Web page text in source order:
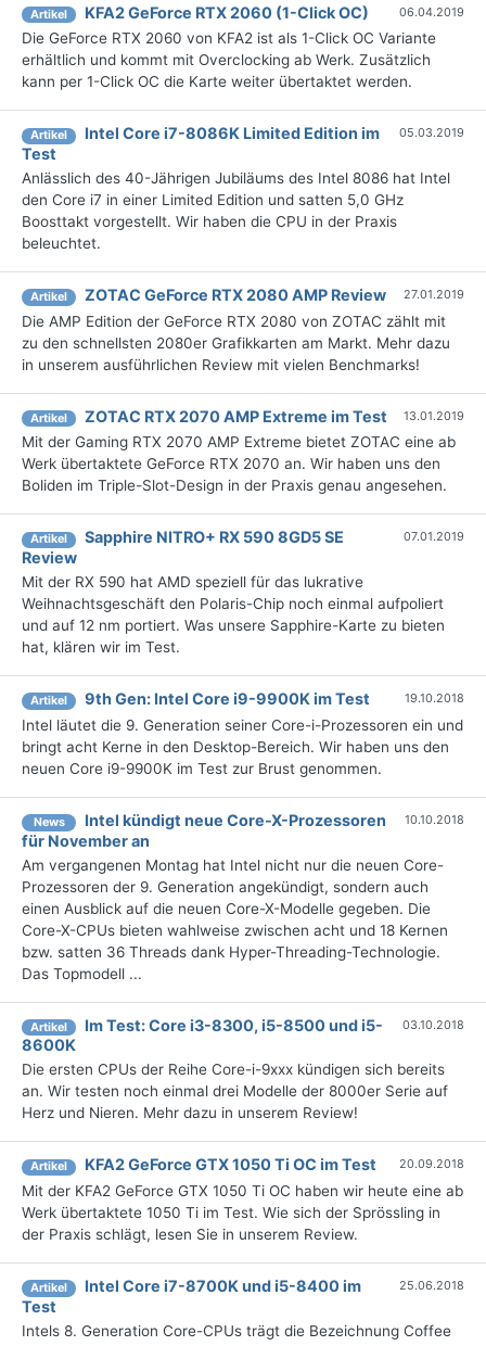
Artikel KFA2 GeForce RTX 2060 (1-Click OC) 06.04.2019
Die GeForce RTX 2060 von KFA2 ist als 1-Click OC Variante
erhältlich und kommt mit Overclocking ab Werk. Zusätzlich
kann per 1-Click OC die Karte weiter übertaktet werden.
Artikel
Intel Core i7-8086K Limited Edition im
Test
05.03.2019
Anlässlich des 40-Jährigen Jubiläums des Intel 8086 hat Intel
den Core i7 in einer Limited Edition und satten 5,0 GHz
Boosttakt vorgestellt. Wir haben die CPU in der Praxis
beleuchtet.
Artikel ZOTAC GeForce RTX 2080 AMP Review 27.01.2019
Die AMP Edition der GeForce RTX 2080 von ZOTAC zählt mit
zu den schnellsten 2080er Grafikkarten am Markt. Mehr dazu
in unserem ausführlichen Review mit vielen Benchmarks!
Artikel ZOTAC RTX 2070 AMP Extreme im Test 13.01.2019
Mit der Gaming RTX 2070 AMP Extreme bietet ZOTAC eine ab
Werk übertaktete GeForce RTX 2070 an. Wir haben uns den
Boliden im Triple-Slot-Design in der Praxis genau angesehen.
Artikel
Sapphire NITRO+ RX 590 8GD5 SE
Review
07.01.2019
Mit der RX 590 hat AMD speziell für das lukrative
Weihnachtsgeschäft den Polaris-Chip noch einmal aufpoliert
und auf 12 nm portiert. Was unsere Sapphire-Karte zu bieten
hat, klären wir im Test.
Artikel 9th Gen: Intel Core i9-9900K im Test 19.10.2018
Intel läutet die 9. Generation seiner Core-i-Prozessoren ein und
bringt acht Kerne in den Desktop-Bereich. Wir haben uns den
neuen Core i9-9900K im Test zur Brust genommen.
News
Intel kündigt neue Core-X-Prozessoren
für November an
10.10.2018
Am vergangenen Montag hat Intel nicht nur die neuen Core-
Prozessoren der 9. Generation angekündigt, sondern auch
einen Ausblick auf die neuen Core-X-Modelle gegeben. Die
Core-X-CPUs bieten wahlweise zwischen acht und 18 Kernen
bzw. satten 36 Threads dank Hyper-Threading-Technologie.
Das Topmodell ...
Artikel
Im Test: Core i3-8300, i5-8500 und i5-
8600K
03.10.2018
Die ersten CPUs der Reihe Core-i-9xxx kündigen sich bereits
an. Wir testen noch einmal drei Modelle der 8000er Serie auf
Herz und Nieren. Mehr dazu in unserem Review!
Artikel KFA2 GeForce GTX 1050 Ti OC im Test 20.09.2018
Mit der KFA2 GeForce GTX 1050 Ti OC haben wir heute eine ab
Werk übertaktete 1050 Ti im Test. Wie sich der Sprössling in
der Praxis schlägt, lesen Sie in unserem Review.
Artikel
Intel Core i7-8700K und i5-8400 im
Test
25.06.2018
Intels 8. Generation Core-CPUs trägt die Bezeichnung Coffee